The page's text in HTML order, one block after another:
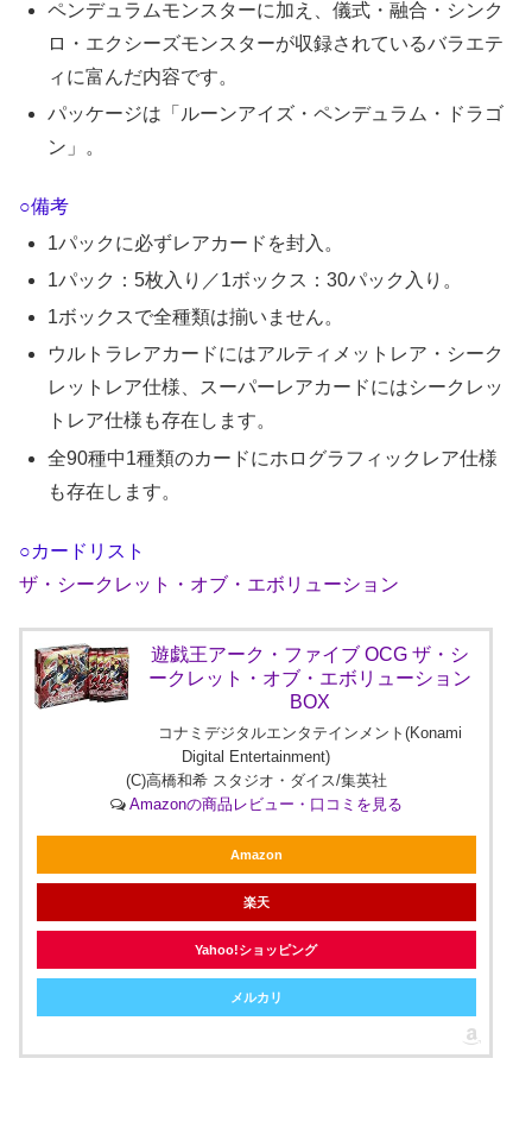
ペンデュラムモンスターに加え、儀式・融合・シンク
ロ・エクシーズモンスターが収録されているバラエテ
ィに富んだ内容です。
パッケージは「ルーンアイズ・ペンデュラム・ドラゴ
ン」。
○備考
1パックに必ずレアカードを封入。
1パック：5枚入り／1ボックス：30パック入り。
1ボックスで全種類は揃いません。
ウルトラレアカードにはアルティメットレア・シーク
レットレア仕様、スーパーレアカードにはシークレッ
トレア仕様も存在します。
全90種中1種類のカードにホログラフィックレア仕様
も存在します。
○カードリスト
ザ・シークレット・オブ・エボリューション
遊戯王アーク・ファイブ OCG ザ・シ
ークレット・オブ・エボリューション
BOX
コナミデジタルエンタテインメント(Konami
Digital Entertainment)
(C)高橋和希 スタジオ・ダイス/集英社
Amazonの商品レビュー・口コミを見る
Amazon
楽天
Yahoo!ショッピング
メルカリ